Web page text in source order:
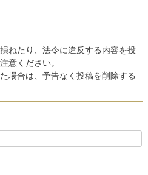
ねたり、法令に違反する内容を投
意ください。
場合は、予告なく投稿を削除する